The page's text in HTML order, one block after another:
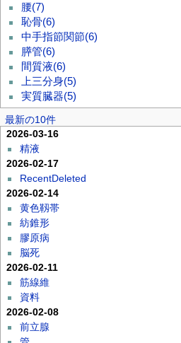
腰(7)
恥骨(6)
中手指節関節(6)
膵管(6)
間質液(6)
上三分身(5)
実質臓器(5)
最新の10件
2026-03-16
精液
2026-02-17
RecentDeleted
2026-02-14
黄色靱帯
紡錐形
膠原病
脳死
2026-02-11
筋線維
資料
2026-02-08
前立腺